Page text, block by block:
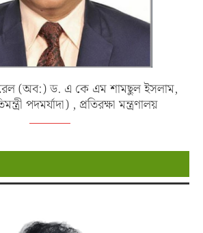
(অব:) ড. এ কে এম শামছুল ইসলাম,
পদমর্যাদা) , প্রতিরক্ষা মন্ত্রণালয়